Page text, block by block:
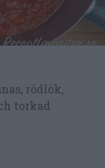
rödlök,
torkad